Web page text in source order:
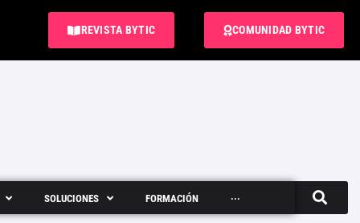
REVISTA BYTIC COMUNIDAD BYTIC
SOLUCIONES FORMACIÓN ···